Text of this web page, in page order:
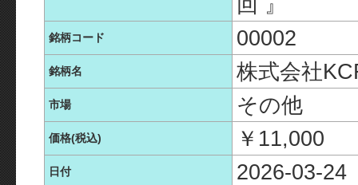
銘柄コード 00002
銘柄名 株式会社
市場 その他
価格(税込) ￥11,000
日付 2026-03-24